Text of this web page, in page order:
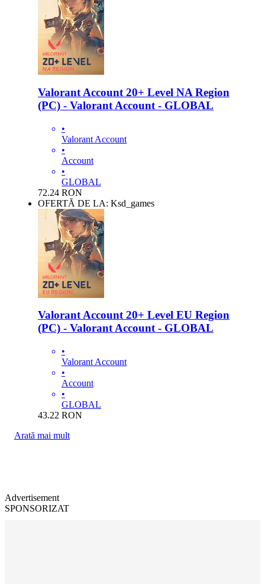
Valorant Account 20+ Level NA Region
(PC) - Valorant Account - GLOBAL
•
Valorant Account
•
Account
•
GLOBAL
72.24 RON
OFERTĂ DE LA: Ksd_games
Valorant Account 20+ Level EU Region
(PC) - Valorant Account - GLOBAL
•
Valorant Account
•
Account
•
GLOBAL
43.22 RON
Arată mai mult
Advertisement
SPONSORIZAT